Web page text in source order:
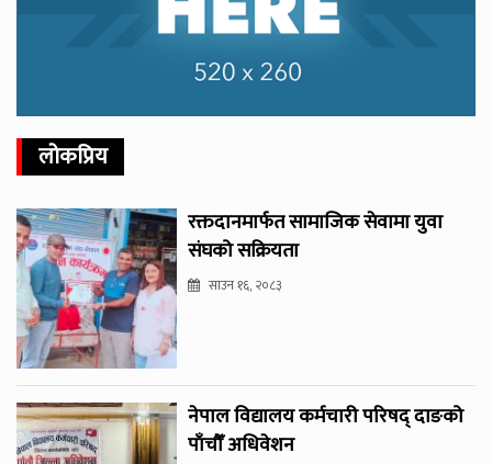
लोकप्रिय
रक्तदानमार्फत सामाजिक सेवामा युवा
संघको सक्रियता
साउन १६, २०८३
नेपाल विद्यालय कर्मचारी परिषद् दाङको
पाँचौँ अधिवेशन